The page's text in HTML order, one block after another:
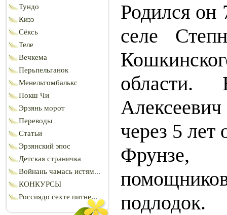
Тундо
Кизэ
Сёксь
Теле
Вечкема
Перьпельганок
Менельтомбалькс
Покш Чи
Эрзянь морот
Переводы
Статьи
Эрзянский эпос
Детская страничка
Войнань чамась истям...
КОНКУРСЫ
Россиядо сехте питне...
Родился он
селе
через 5
Фрунзе,
подлодок.